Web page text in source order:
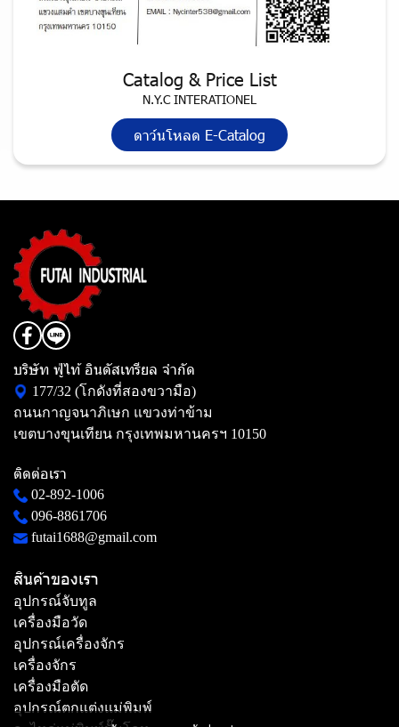
Catalog & Price List
N.Y.C INTERATIONEL
ดาว์นโหลด E-Catalog
บริษัท ฟู่ไท้ อินดัสเทรียล จำกัด
177/32 (โกดังที่สองขวามือ)
ถนนกาญจนาภิเษก แขวงท่าข้าม
เขตบางขุนเทียน กรุงเทพมหานครฯ 10150
ติดต่อเรา
02-892-1006
096-8861706
futai1688@gmail.com
สินค้าของเรา
อุปกรณ์จับทูล
เครื่องมือวัด
อุปกรณ์เครื่องจักร
เครื่องจักร
เครื่องมือตัด
อุปกรณ์ตกแต่งแม่พิมพ์